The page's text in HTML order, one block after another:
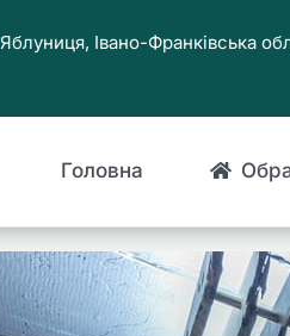
Яблуниця, Івано-Франківська
Головна